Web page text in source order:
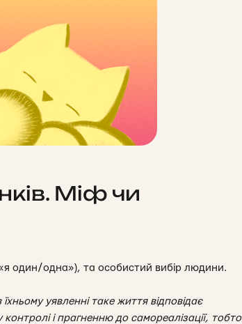
Міф чи
я один/одна»), та особистий вибір людини.
уявленні таке життя відповідає
і прагненню до самореалізації, тобто